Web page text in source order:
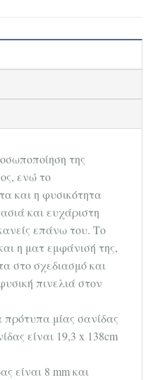
της
ενώ το
και η φυσικότητα
και ευχάριστη
επάνω του. Το
η ματ εμφάνισή της,
στο σχεδιασμό και
πινελιά στον
πρότυπα μίας σανίδας
είναι 19,3 x 138cm
είναι 8 mm και